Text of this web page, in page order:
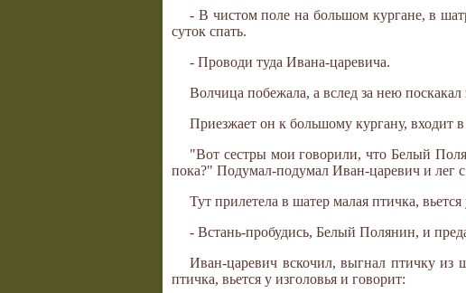
- В чистом поле на большом кургане, в
суток спать.
- Проводи туда Ивана-царевича.
Волчица побежала, а вслед за нею поскакал
Приезжает он к большому кургану, входит
"Вот сестры мои говорили, что Белый
пока?" Подумал-подумал Иван-царевич и лег
Тут прилетела в шатер малая птичка,
- Встань-пробудись, Белый Полянин, и
Иван-царевич вскочил, выгнал птичку из
птичка, вьется у изголовья и говорит: